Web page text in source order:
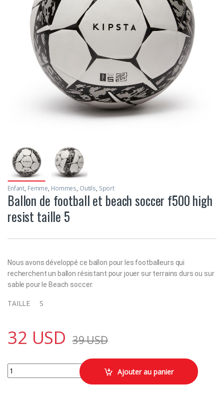
Enfant, Femme, Hommes, Outils, Sport
Ballon de football et beach soccer f500 high
resist taille 5
Nous avons développé ce ballon pour les footballeurs qui
recherchent un ballon résistant pour jouer sur terrains durs ou sur
sable pour le Beach soccer.
TAILLE S
32 USD 39USD
Ballon de football et beach soccer f500 high resist taille 5 quantity
Ajouter au panier